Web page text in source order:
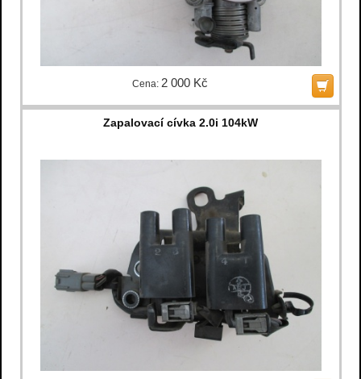
Cena: 2 000 Kč
Zapalovací cívka 2.0i 104kW